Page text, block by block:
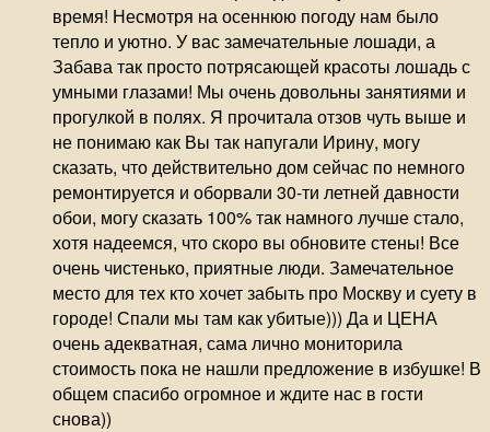
время! Несмотря на осеннюю погоду нам было
тепло и уютно. У вас замечательные лошади, а
Забава так просто потрясающей красоты лошадь с
умными глазами! Мы очень довольны занятиями и
прогулкой в полях. Я прочитала отзов чуть выше и
не понимаю как Вы так напугали Ирину, могу
сказать, что действительно дом сейчас по немного
ремонтируется и оборвали 30-ти летней давности
обои, могу сказать 100% так намного лучше стало,
хотя надеемся, что скоро вы обновите стены! Все
очень чистенько, приятные люди. Замечательное
место для тех кто хочет забыть про Москву и суету в
городе! Спали мы там как убитые))) Да и ЦЕНА
очень адекватная, сама лично мониторила
стоимость пока не нашли предложение в избушке! В
общем спасибо огромное и ждите нас в гости
снова))